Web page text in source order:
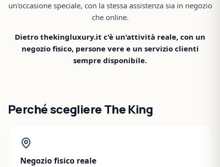
un'occasione speciale, con la stessa assistenza sia in negozio
che online.
Dietro thekingluxury.it c'è un'attività reale, con un
negozio fisico, persone vere e un servizio clienti
sempre disponibile.
Perché scegliere The King
Negozio fisico reale